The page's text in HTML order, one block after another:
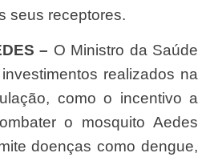
seus receptores.
– O Ministro da Saúde
realizados na
como o incentivo a
o mosquito Aedes
doenças como dengue,